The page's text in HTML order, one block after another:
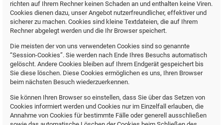
richten auf Ihrem Rechner keinen Schaden an und enthalten keine Viren.
Cookies dienen dazu, unser Angebot nutzerfreundlicher, effektiver und
sicherer zu machen. Cookies sind kleine Textdateien, die auf Ihrem
Rechner abgelegt werden und die Ihr Browser speichert.
Die meisten der von uns verwendeten Cookies sind so genannte
“Session-Cookies”. Sie werden nach Ende Ihres Besuchs automatisch
gelöscht. Andere Cookies bleiben auf Ihrem Endgerät gespeichert bis
Sie diese löschen. Diese Cookies ermöglichen es uns, Ihren Browser
beim nächsten Besuch wiederzuerkennen.
Sie können Ihren Browser so einstellen, dass Sie über das Setzen von
Cookies informiert werden und Cookies nur im Einzelfall erlauben, die
Annahme von Cookies für bestimmte Fälle oder generell ausschließen